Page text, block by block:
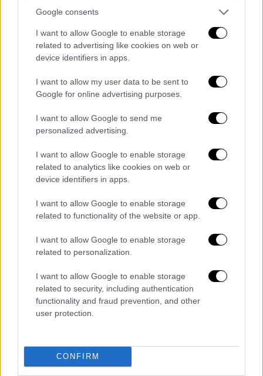
Google consents
I want to allow Google to enable storage
related to advertising like cookies on web or
device identifiers in apps.
I want to allow my user data to be sent to
Google for online advertising purposes.
I want to allow Google to send me
personalized advertising.
I want to allow Google to enable storage
related to analytics like cookies on web or
device identifiers in apps.
I want to allow Google to enable storage
related to functionality of the website or app.
I want to allow Google to enable storage
related to personalization.
I want to allow Google to enable storage
related to security, including authentication
functionality and fraud prevention, and other
user protection.
CONFIRM
Σαν Σήμερα|01.11.2024 00:00
Νεκρός ο πρώτος αξιωματικός του
πόλεμο – Άσμα ηρωικό και πένθιμο για
τον Αλέξανδρο Διάκο
«...Μόλις σταμάτησε για λίγο μες στα
δόντια ο θάνατος, Κι ύστερα χύθηκε μεμιάς
ως τα χλωμά του νύχια!»…